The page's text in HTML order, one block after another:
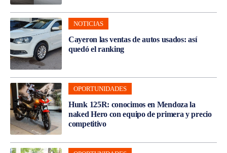
NOTICIAS
Cayeron las ventas de autos usados: así
quedó el ranking
OPORTUNIDADES
Hunk 125R: conocimos en Mendoza la
naked Hero con equipo de primera y precio
competitivo